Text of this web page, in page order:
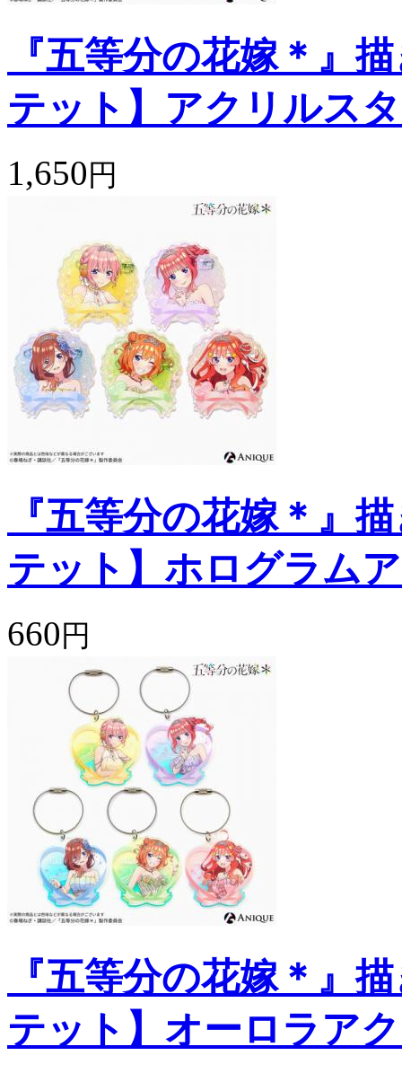
『五等分の花嫁＊』
テット】アクリルス
1,650円
『五等分の花嫁＊』
テット】ホログラム
660円
『五等分の花嫁＊』
テット】オーロラア